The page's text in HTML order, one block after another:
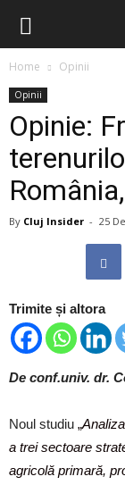
Home Opinii
Opinii
Opinie:
By Cluj Insider - 25
Trimite și altora
De conf.univ. dr.
Noul studiu „
a trei sectoare
agricolă primară,